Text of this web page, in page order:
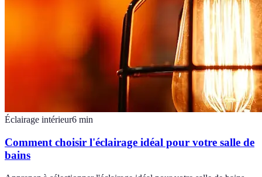
Éclairage intérieur6 min
Comment choisir l'éclairage idéal pour votre salle de
bains